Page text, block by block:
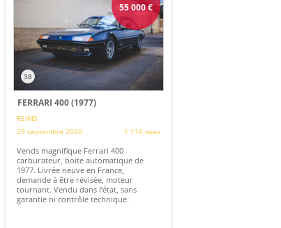
55 000€
38
FERRARI 400 (1977)
REIMS
29 septembre 2020
1 116 vues
Vends magnifique Ferrari 400
carburateur, boite automatique de
1977. Livrée neuve en France,
demande à être révisée, moteur
tournant. Vendu dans l’état, sans
garantie ni contrôle technique.